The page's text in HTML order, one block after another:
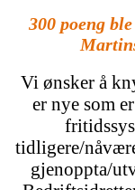
300 poeng
Vi ønsker å
er nye som
tidligere/
gjenoppta/